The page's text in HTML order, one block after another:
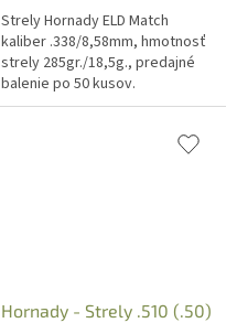
Strely Hornady ELD Match
kaliber .338/8,58mm, hmotnosť
strely 285gr./18,5g., predajné
balenie po 50 kusov.
Hornady - Strely .510 (.50)